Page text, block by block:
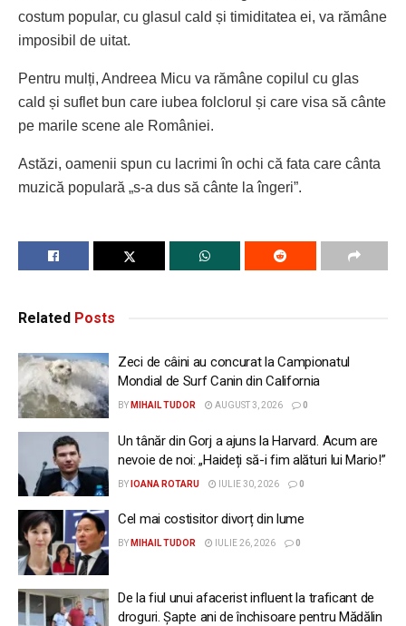
costum popular, cu glasul cald și timiditatea ei, va rămâne
imposibil de uitat.
Pentru mulți, Andreea Micu va rămâne copilul cu glas
cald și suflet bun care iubea folclorul și care visa să cânte
pe marile scene ale României.
Astăzi, oamenii spun cu lacrimi în ochi că fata care cânta
muzică populară „s-a dus să cânte la îngeri”.
Related Posts
Zeci de câini au concurat la Campionatul
Mondial de Surf Canin din California
BY MIHAIL TUDOR AUGUST 3, 2026 0
Un tânăr din Gorj a ajuns la Harvard. Acum are
nevoie de noi: „Haideți să-i fim alături lui Mario!”
BY IOANA ROTARU IULIE 30, 2026 0
Cel mai costisitor divorț din lume
BY MIHAIL TUDOR IULIE 26, 2026 0
De la fiul unui afacerist influent la traficant de
droguri. Șapte ani de închisoare pentru Mădălin